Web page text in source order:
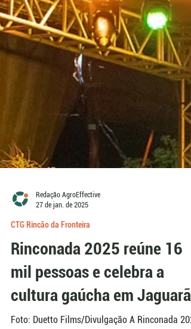
Redação AgroEffective
CTG Rincão da Fronteira
Rinconada 2025 reúne 16
mil pessoas e celebra a
cultura gaúcha em Jaguarão